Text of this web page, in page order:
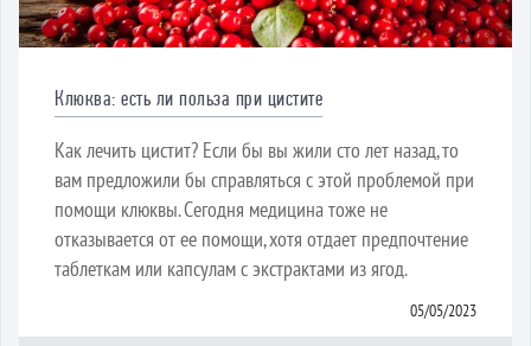
Клюква: есть ли польза при цистите
Как лечить цистит? Если бы вы жили сто лет назад, то
вам предложили бы справляться с этой проблемой при
помощи клюквы. Сегодня медицина тоже не
отказывается от ее помощи, хотя отдает предпочтение
таблеткам или капсулам с экстрактами из ягод.
05/05/2023